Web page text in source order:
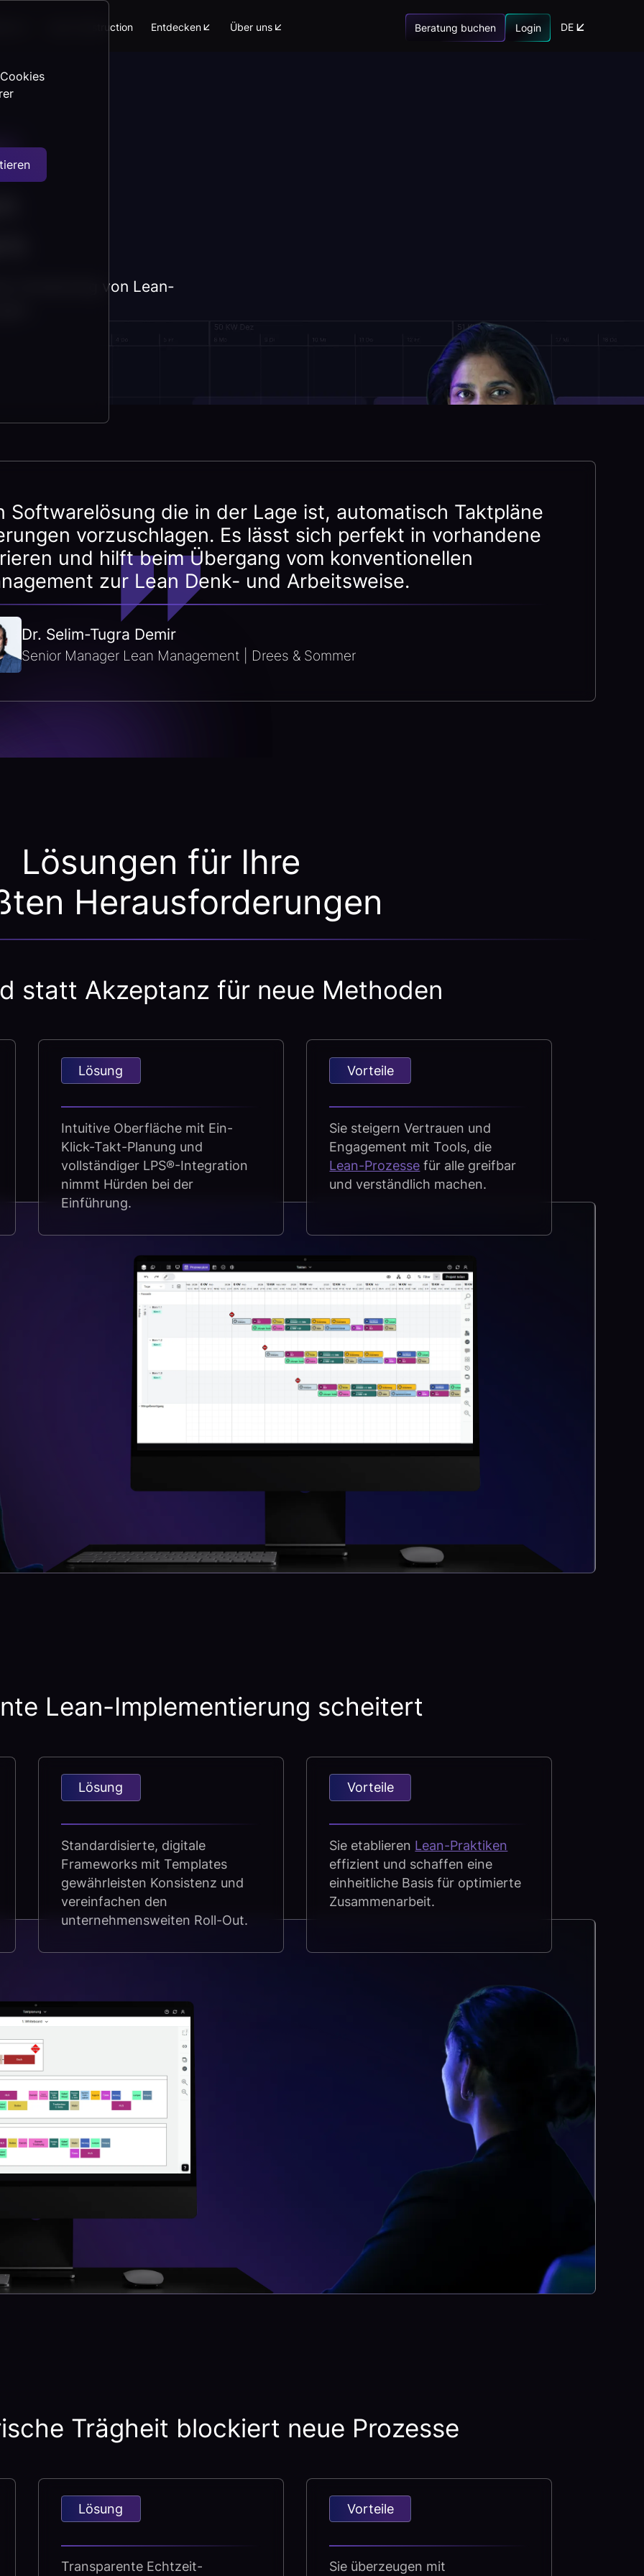
Lean Construction Entdecken Über uns Beratung buchen Login DE
Umsetzung von Lean-
Softwarelösung die in der Lage ist, automatisch Taktpläne
vorzuschlagen. Es lässt sich perfekt in vorhandene
und hilft beim Übergang vom konventionellen
zur Lean Denk- und Arbeitsweise.
Dr. Selim-Tugra Demir
Senior Manager Lean Management | Drees & Sommer
Lösungen für Ihre
Herausforderungen
statt Akzeptanz für neue Methoden
Lösung
Intuitive Oberfläche mit Ein-
Klick-Takt-Planung und
vollständiger LPS®-Integration
nimmt Hürden bei der
Einführung.
Vorteile
Sie steigern Vertrauen und
Engagement mit Tools, die
Lean-Prozesse für alle greifbar
und verständlich machen.
Lean-Implementierung scheitert
Lösung
Standardisierte, digitale
Frameworks mit Templates
gewährleisten Konsistenz und
vereinfachen den
unternehmensweiten Roll-Out.
Vorteile
Sie etablieren Lean-Praktiken
effizient und schaffen eine
einheitliche Basis für optimierte
Zusammenarbeit.
Trägheit blockiert neue Prozesse
Lösung
Transparente Echtzeit-
Vorteile
Sie überzeugen mit